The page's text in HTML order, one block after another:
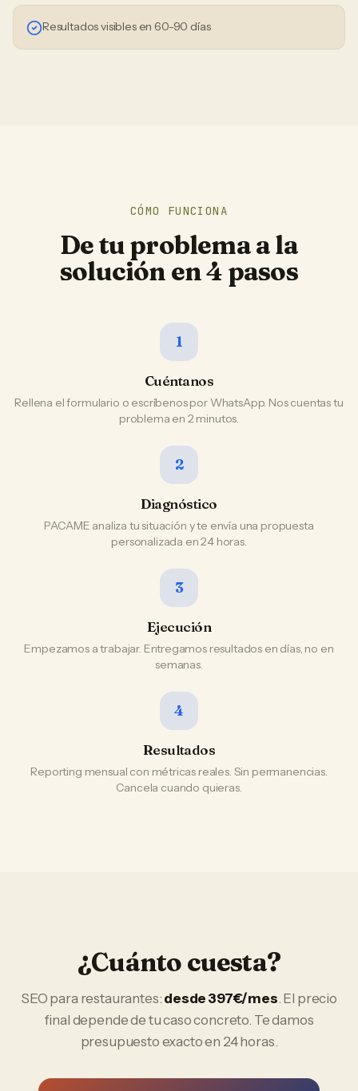
Resultados visibles en 60-90 días
CÓMO FUNCIONA
De tu problema a la
solución en 4 pasos
1
Cuéntanos
Rellena el formulario o escríbenos por WhatsApp. Nos cuentas tu
problema en 2 minutos.
2
Diagnóstico
PACAME analiza tu situación y te envía una propuesta
personalizada en 24 horas.
3
Ejecución
Empezamos a trabajar. Entregamos resultados en días, no en
semanas.
4
Resultados
Reporting mensual con métricas reales. Sin permanencias.
Cancela cuando quieras.
¿Cuánto cuesta?
SEO para restaurantes: desde 397€/mes. El precio
final depende de tu caso concreto. Te damos
presupuesto exacto en 24 horas.